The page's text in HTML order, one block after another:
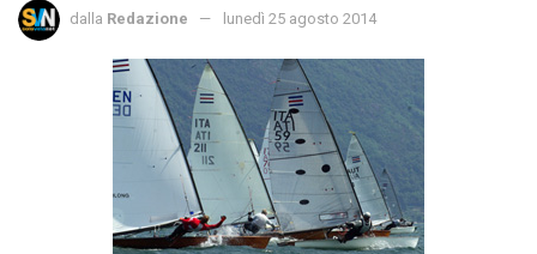
dalla Redazione lunedì 25 agosto 2014